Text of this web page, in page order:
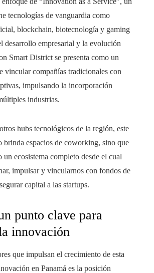
tecnologías de vanguardia como
blockchain, biotecnología y gaming
desarrollo empresarial y la evolución
Smart District se presenta como un
vincular compañías tradicionales con
impulsando la incorporación
industrias.
hubs tecnológicos de la región, este
brinda espacios de coworking, sino que
un ecosistema completo desde el cual
impulsar y vincularnos con fondos de
capital a las startups.
punto clave para
innovación
que impulsan el crecimiento de esta
en Panamá es la posición